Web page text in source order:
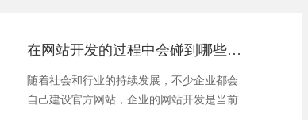
在网站开发的过程中会碰到哪些问题
随着社会和行业的持续发展，不少企业都会
自己建设官方网站，企业的网站开发是当前